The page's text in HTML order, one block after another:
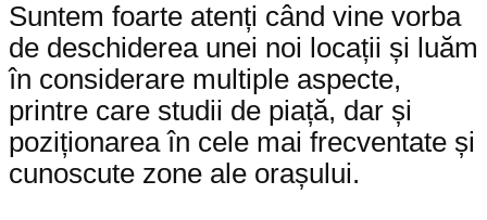
Suntem foarte atenți când vine vorba
de deschiderea unei noi locații și luăm
în considerare multiple aspecte,
printre care studii de piață, dar și
poziționarea în cele mai frecventate și
cunoscute zone ale orașului.